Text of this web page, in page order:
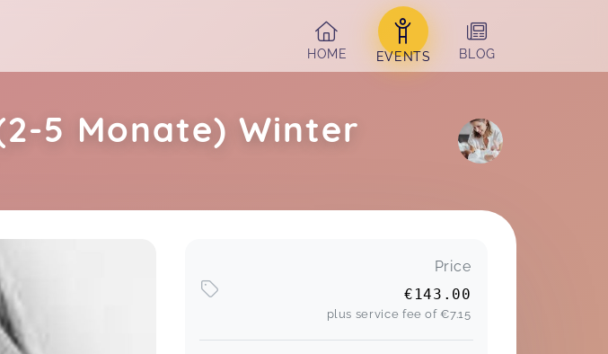
HOME
EVENTS BLOG
5 Monate) Winter
Price
€143.00
plus service fee of€7.15